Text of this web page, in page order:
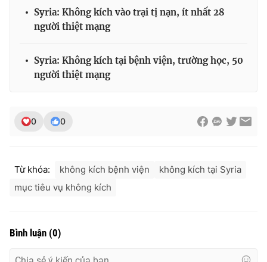
THỜI BÁO VTV
Theo dõi báo trên
Cơ quan báo chí:Thời báo VTV
Giấy phép hoạt động báo in và báo điện tử số 483/GP-BTTTT
cấp ngày 29/12/2023
Phó Tổng Biên tập:
Nguyễn Trọng Ninh
Tổng đài VTV:024.38 355 931 - 024.38 355 932
Syria: Không kích vào trại tị nạn, ít nhất 28
người thiệt mạng
Syria: Không kích tại bệnh viện, trường học, 50
người thiệt mạng
0 0
Từ khóa: không kích bệnh viện
không kích tại Syria
mục tiêu vụ không kích
Bình luận (0)